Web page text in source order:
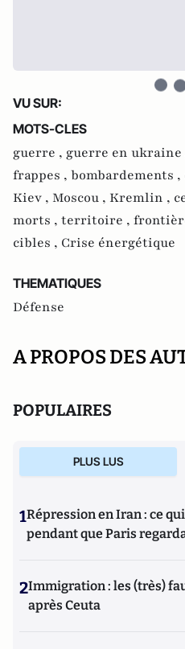
VU SUR:
MOTS-CLES
guerre , guerre en ukraine
frappes , bombardements ,
Kiev , Moscou , Kremlin ,
morts , territoire ,
cibles , Crise énergétique
THEMATIQUES
Défense
A PROPOS DES
POPULAIRES
PLUS LUS
1Répression en Iran : ce
pendant que Paris
2Immigration : les (très)
après Ceuta